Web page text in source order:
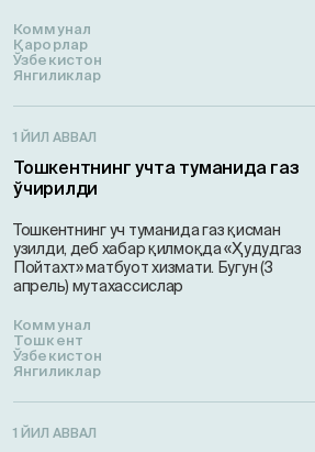
Коммунал
Қарорлар
Ўзбекистон
Янгиликлар
1 ЙИЛ АВВАЛ
Тошкентнинг учта туманида газ
ўчирилди
Тошкентнинг уч туманида газ қисман
узилди, деб хабар қилмоқда «Ҳудудгаз
Пойтахт» матбуот хизмати. Бугун (3
апрель) мутахассислар
Коммунал
Тошкент
Ўзбекистон
Янгиликлар
1 ЙИЛ АВВАЛ